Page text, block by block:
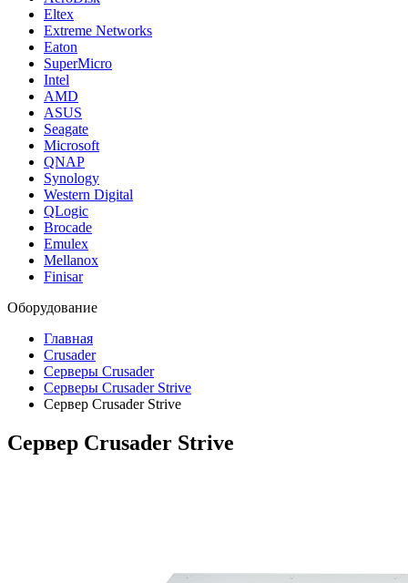
Eltex
Extreme Networks
Eaton
SuperMicro
Intel
AMD
ASUS
Seagate
Microsoft
QNAP
Synology
Western Digital
QLogic
Brocade
Emulex
Mellanox
Finisar
Оборудование
Главная
Crusader
Серверы Crusader
Серверы Crusader Strive
Сервер Crusader Strive
Сервер Crusader Strive